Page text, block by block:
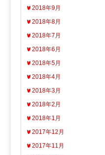
2018年9月
2018年8月
2018年7月
2018年6月
2018年5月
2018年4月
2018年3月
2018年2月
2018年1月
2017年12月
2017年11月